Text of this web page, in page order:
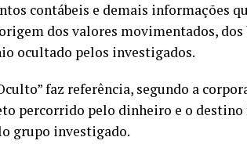
contábeis e demais informações
dos valores movimentados,
ocultado pelos investigados.
faz referência, segundo a
percorrido pelo dinheiro e o destino
grupo investigado.